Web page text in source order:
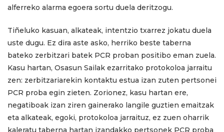
alferreko alarma egoera sortu duela deritzogu.
Tiñeluko kasuan, alkateak, intentzio txarrez jokatu duela
uste dugu. Ez dira aste asko, herriko beste taberna
bateko zerbitzari batek PCR proban positibo eman zuela.
Kasu hartan, Osasun Sailak ezarritako protokoloa jarraitu
zen: zerbitzariarekin kontaktu estua izan zuten pertsonei
PCR proba egin zieten. Zorionez, kasu hartan ere,
negatiboak izan ziren gainerako langile guztien emaitzak
eta alkateak, egoki, protokoloa jarraituz, ez zuen oharrik
kaleratu taberna hartan izandakko pertsonek PCR proba